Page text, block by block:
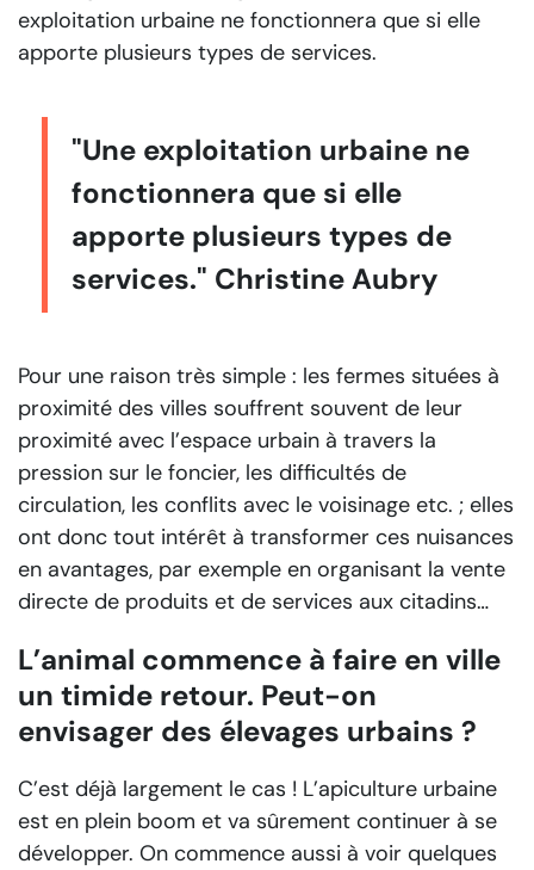
exploitation urbaine ne fonctionnera que si elle
apporte plusieurs types de services.
"Une exploitation urbaine ne
fonctionnera que si elle
apporte plusieurs types de
services." Christine Aubry
Pour une raison très simple : les fermes situées à
proximité des villes souffrent souvent de leur
proximité avec l’espace urbain à travers la
pression sur le foncier, les difficultés de
circulation, les conflits avec le voisinage etc. ; elles
ont donc tout intérêt à transformer ces nuisances
en avantages, par exemple en organisant la vente
directe de produits et de services aux citadins…
L’animal commence à faire en ville
un timide retour. Peut-on
envisager des élevages urbains ?
C’est déjà largement le cas ! L’apiculture urbaine
est en plein boom et va sûrement continuer à se
développer. On commence aussi à voir quelques